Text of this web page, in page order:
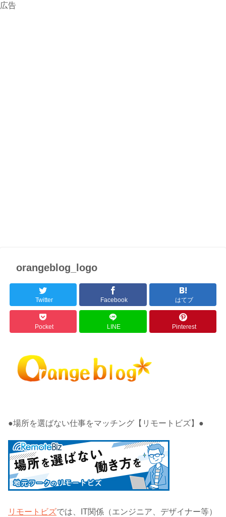
広告
orangeblog_logo
Twitter Facebook はてブ
Pocket LINE Pinterest
●場所を選ばない仕事をマッチング【リモートビズ】●
リモートビズでは、IT関係（エンジニア、デザイナー等）